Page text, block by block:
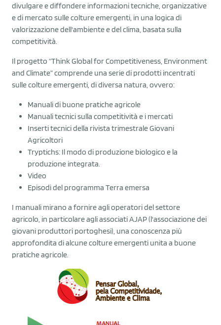
divulgare e diffondere informazioni tecniche, organizzative
e di mercato sulle colture emergenti, in una logica di
valorizzazione dell'ambiente e del clima, basata sulla
competitività.
Il progetto “Think Global for Competitiveness, Environment
and Climate” comprende una serie di prodotti incentrati
sulle colture emergenti, di diversa natura, ovvero:
Manuali di buone pratiche agricole
Manuali tecnici sulla competitività e i mercati
Inserti tecnici della rivista trimestrale Giovani
Agricoltori
Tryptichs: Il modo di produzione biologico e la
produzione integrata.
Video
Episodi del programma Terra emersa
I manuali mirano a fornire agli operatori del settore
agricolo, in particolare agli associati AJAP (l'associazione dei
giovani produttori portoghesi), una conoscenza più
approfondita di alcune colture emergenti unita a buone
pratiche agricole.